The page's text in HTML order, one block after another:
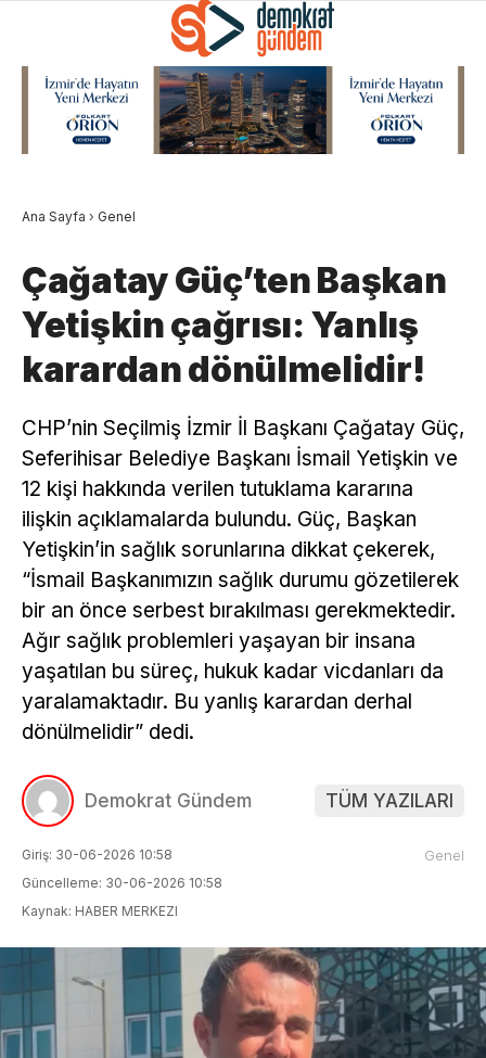
Ana Sayfa › Genel
Çağatay Güç’ten Başkan
Yetişkin çağrısı: Yanlış
karardan dönülmelidir!
CHP’nin Seçilmiş İzmir İl Başkanı Çağatay Güç,
Seferihisar Belediye Başkanı İsmail Yetişkin ve
12 kişi hakkında verilen tutuklama kararına
ilişkin açıklamalarda bulundu. Güç, Başkan
Yetişkin’in sağlık sorunlarına dikkat çekerek,
“İsmail Başkanımızın sağlık durumu gözetilerek
bir an önce serbest bırakılması gerekmektedir.
Ağır sağlık problemleri yaşayan bir insana
yaşatılan bu süreç, hukuk kadar vicdanları da
yaralamaktadır. Bu yanlış karardan derhal
dönülmelidir” dedi.
Demokrat Gündem TÜM YAZILARI
Giriş: 30-06-2026 10:58
Güncelleme: 30-06-2026 10:58
Kaynak: HABER MERKEZI
Genel